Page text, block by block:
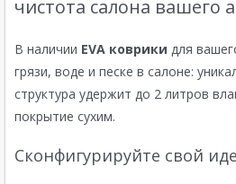
чистота салона вашего
В наличии EVA коврики для
грязи, воде и песке в салоне:
структура удержит до 2 литров
покрытие сухим.
Сконфигурируйте свой